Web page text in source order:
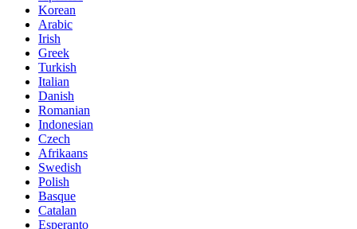
Korean
Arabic
Irish
Greek
Turkish
Italian
Danish
Romanian
Indonesian
Czech
Afrikaans
Swedish
Polish
Basque
Catalan
Esperanto